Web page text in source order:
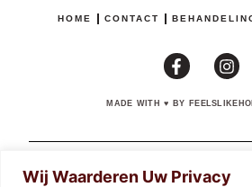
Wij Waarderen Uw Privacy
HOME CONTACT
MADE WITH♥ BY